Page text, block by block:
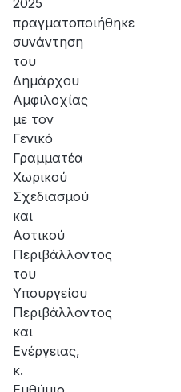
2025
πραγματοποιήθηκε
συνάντηση
του
Δημάρχου
Αμφιλοχίας
με τον
Γενικό
Γραμματέα
Χωρικού
Σχεδιασμού
και
Αστικού
Περιβάλλοντος
του
Υπουργείου
Περιβάλλοντος
και
Ενέργειας,
κ.